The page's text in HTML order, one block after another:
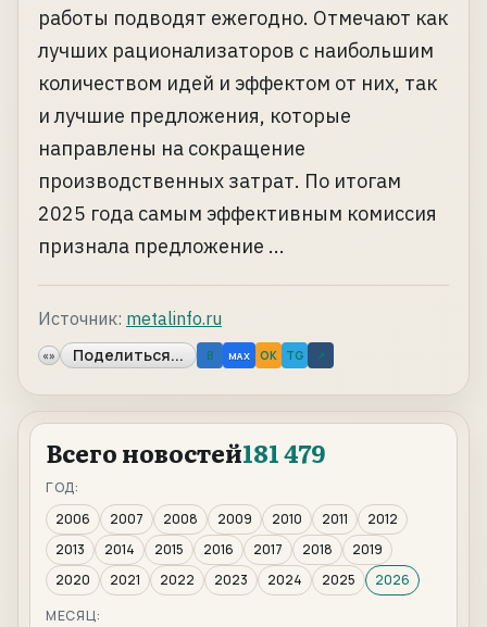
работы подводят ежегодно. Отмечают как
лучших рационализаторов с наибольшим
количеством идей и эффектом от них, так
и лучшие предложения, которые
направлены на сокращение
производственных затрат. По итогам
2025 года самым эффективным комиссия
признала предложение ...
Источник: metalinfo.ru
«» Поделиться... B MAX OK TG ↗
Всего новостей181 479
ГОД:
2006
2007 2008 2009 2010 2011
2012
2013
2014 2015 2016 2017 2018
2019
2020
2021 2022 2023 2024 2025
2026
МЕСЯЦ: